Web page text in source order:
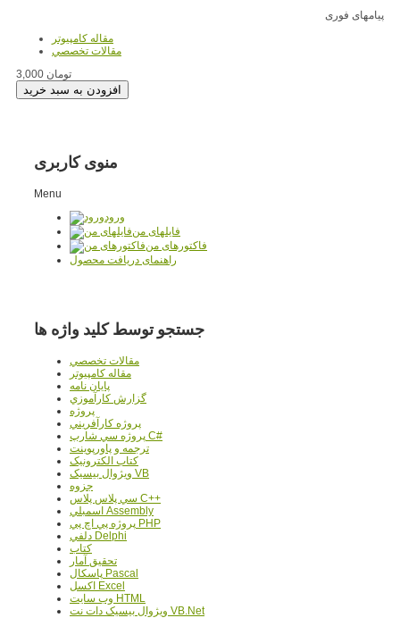
پیامهای فوری
مقاله کامپیوتر
مقالات تخصصي
3,000 تومان
منوی کاربری
Menu
ورود
فایلهای من
فاکتورهای من
راهنمای دریافت محصول
جستجو توسط کلید واژه ها
مقالات تخصصي
مقاله کامپیوتر
پایان نامه
گزارش کارآموزي
پروژه
پروژه کارآفريني
پروژه سي شارپ C#
ترجمه و پاورپوينت
کتاب الکترونيک
ويژوال بيسيک VB
جزوه
سي پلاس پلاس C++
اسمبلي Assembly
پروژه پي اچ پي PHP
دلفي Delphi
کتاب
تحقيق آمار
پاسکال Pascal
اکسل Excel
وب سايت HTML
ويژوال بيسيک دات نت VB.Net